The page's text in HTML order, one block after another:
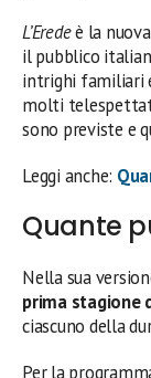
L’Eredeè la
il pubblico
intrighi familiari
molti
sono previste e
Leggi anche:
Quante
Nella sua
prima stagione
ciascuno della
Per la